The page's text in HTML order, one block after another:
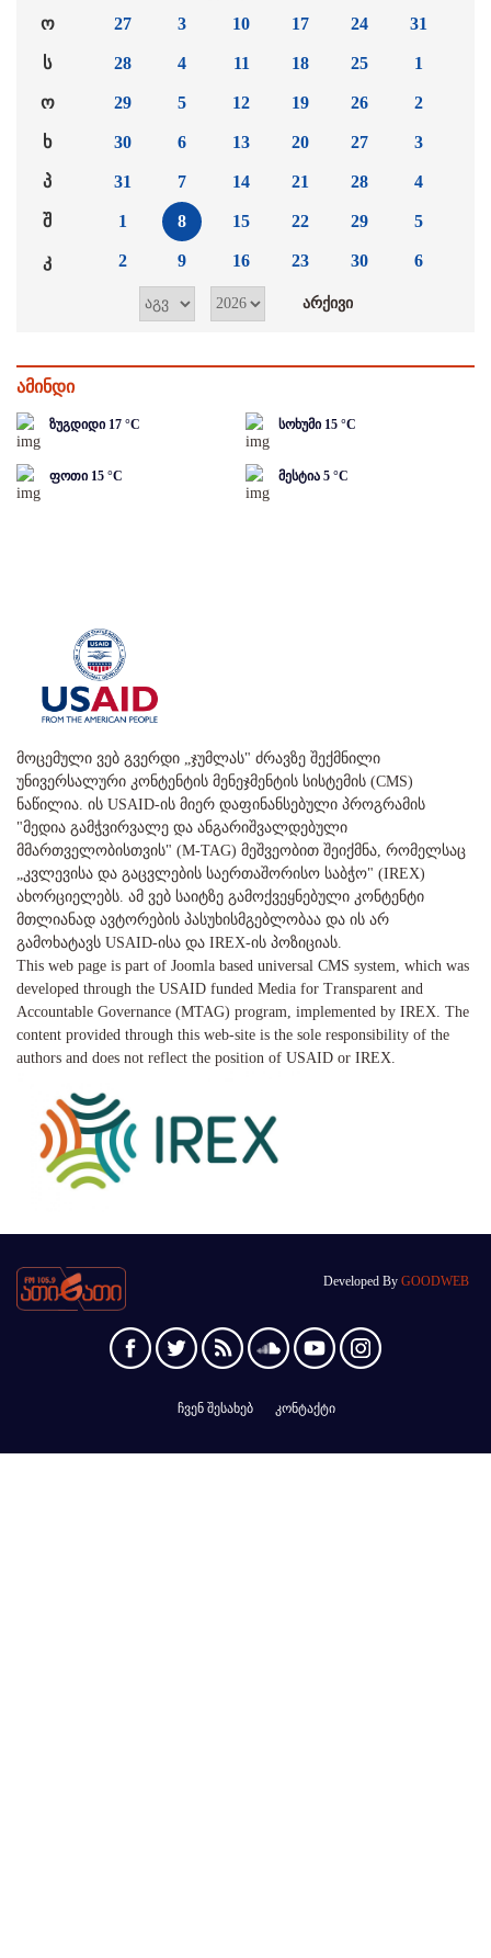
ო
ს
ო
ხ
პ
შ
კ
27
28
29
30
31
1
2
3
4
5
6
7
8
9
10
11
12
13
14
15
16
17
18
19
20
21
22
23
24
25
26
27
28
29
30
31
1
2
3
4
5
6
ამინდი
ზუგდიდი 17 °C სოხუმი 15 °C
ფოთი 15 °C მესტია 5 °C
მოცემული ვებ გვერდი „ჯუმლას" ძრავზე შექმნილი
უნივერსალური კონტენტის მენეჯმენტის სისტემის (CMS)
ნაწილია. ის USAID-ის მიერ დაფინანსებული პროგრამის
"მედია გამჭვირვალე და ანგარიშვალდებული
მმართველობისთვის" (M-TAG) მეშვეობით შეიქმნა, რომელსაც
„კვლევისა და გაცვლების საერთაშორისო საბჭო" (IREX)
ახორციელებს. ამ ვებ საიტზე გამოქვეყნებული კონტენტი
მთლიანად ავტორების პასუხისმგებლობაა და ის არ
გამოხატავს USAID-ისა და IREX-ის პოზიციას.
This web page is part of Joomla based universal CMS system, which was
developed through the USAID funded Media for Transparent and
Accountable Governance (MTAG) program, implemented by IREX. The
content provided through this web-site is the sole responsibility of the
authors and does not reflect the position of USAID or IREX.
Developed By GOODWEB
ჩვენ შესახებ კონტაქტი